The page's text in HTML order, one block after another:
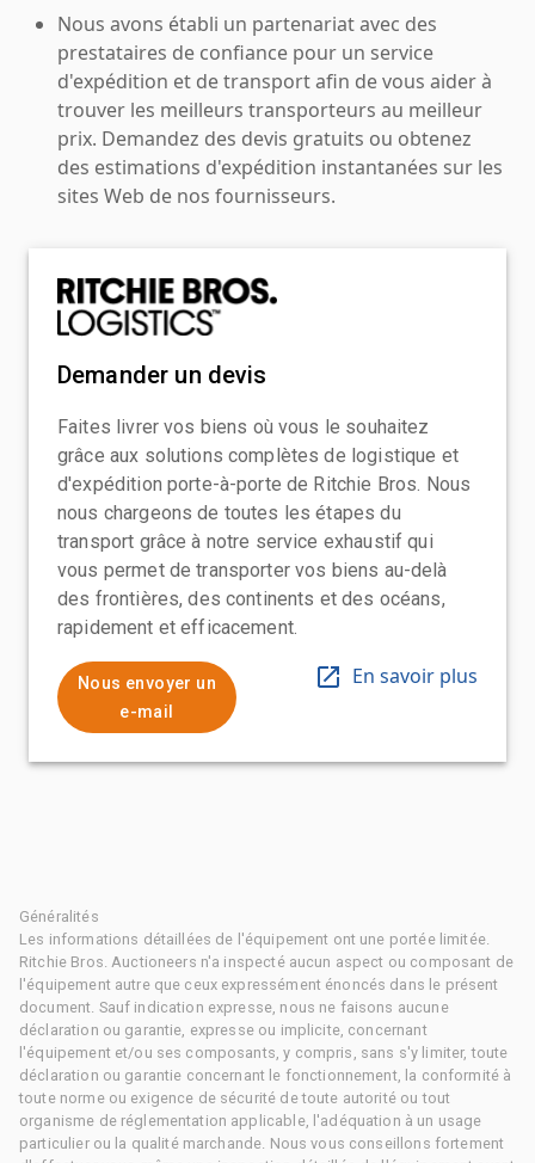
Nous avons établi un partenariat avec des
prestataires de confiance pour un service
d'expédition et de transport afin de vous aider à
trouver les meilleurs transporteurs au meilleur
prix. Demandez des devis gratuits ou obtenez
des estimations d'expédition instantanées sur les
sites Web de nos fournisseurs.
Demander un devis
Faites livrer vos biens où vous le souhaitez
grâce aux solutions complètes de logistique et
d'expédition porte-à-porte de Ritchie Bros. Nous
nous chargeons de toutes les étapes du
transport grâce à notre service exhaustif qui
vous permet de transporter vos biens au-delà
des frontières, des continents et des océans,
rapidement et efficacement.
Nous envoyer un
e-mail
En savoir plus
Généralités
Les informations détaillées de l'équipement ont une portée limitée.
Ritchie Bros. Auctioneers n'a inspecté aucun aspect ou composant de
l'équipement autre que ceux expressément énoncés dans le présent
document. Sauf indication expresse, nous ne faisons aucune
déclaration ou garantie, expresse ou implicite, concernant
l'équipement et/ou ses composants, y compris, sans s'y limiter, toute
déclaration ou garantie concernant le fonctionnement, la conformité à
toute norme ou exigence de sécurité de toute autorité ou tout
organisme de réglementation applicable, l'adéquation à un usage
particulier ou la qualité marchande. Nous vous conseillons fortement